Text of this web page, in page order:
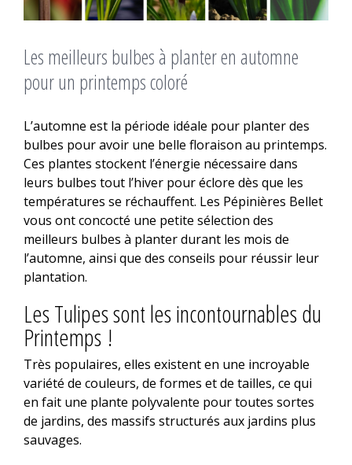
Les meilleurs bulbes à planter en automne
pour un printemps coloré
L’automne est la période idéale pour planter des
bulbes pour avoir une belle floraison au printemps.
Ces plantes stockent l’énergie nécessaire dans
leurs bulbes tout l’hiver pour éclore dès que les
températures se réchauffent. Les Pépinières Bellet
vous ont concocté une petite sélection des
meilleurs bulbes à planter durant les mois de
l’automne, ainsi que des conseils pour réussir leur
plantation.
Les Tulipes sont les incontournables du
Printemps !
Très populaires, elles existent en une incroyable
variété de couleurs, de formes et de tailles, ce qui
en fait une plante polyvalente pour toutes sortes
de jardins, des massifs structurés aux jardins plus
sauvages.